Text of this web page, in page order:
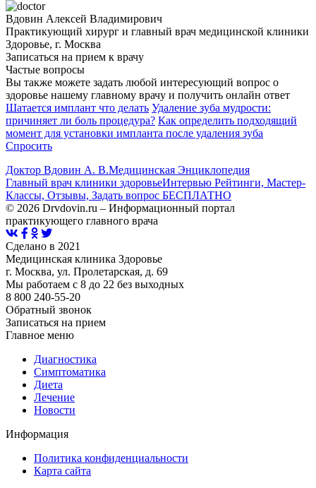
Вдовин Алексей Владимирович
Практикующий хирург и главный врач медицинской клиники
Здоровье, г. Москва
Записаться на прием к врачу
Частые вопросы
Вы также можете задать любой интересующий вопрос о
здоровье нашему главному врачу и получить онлайн ответ
Шатается имплант что делать Удаление зуба мудрости:
причиняет ли боль процедура? Как определить подходящий
момент для установки импланта после удаления зуба
Спросить
Доктор Вдовин А. В.Медицинская Энциклопедия
Главный врач клиники здоровьеИнтервью Рейтинги, Мастер-
Классы, Отзывы, Задать вопрос БЕСПЛАТНО
© 2026 Drvdovin.ru – Информационный портал
практикующего главного врача
Сделано в 2021
Медицинская клиника Здоровье
г. Москва, ул. Пролетарская, д. 69
Мы работаем с 8 до 22 без выходных
8 800 240-55-20
Обратный звонок
Записаться на прием
Главное меню
Диагностика
Cимптоматика
Диета
Лечение
Новости
Информация
Политика конфиденциальности
Карта сайта